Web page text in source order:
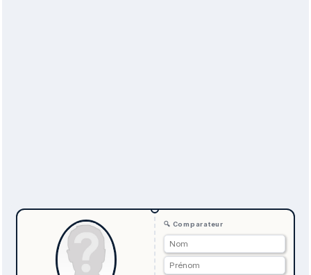
🔍 Comparateur